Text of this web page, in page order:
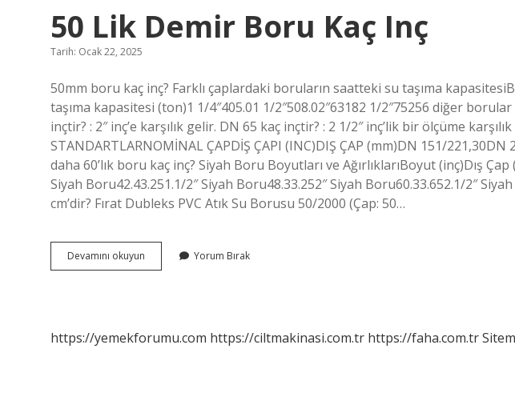
50 Lik Demir Boru Kaç Inç
Tarih: Ocak 22, 2025
50mm boru kaç inç? Farklı çaplardaki boruların saatteki su taşıma
taşıma kapasitesi (ton)1 1/4″405.01 1/2″508.02″63182 1/2″75256 diğer
inçtir? : 2″ inç’e karşılık gelir. DN 65 kaç inçtir? : 2 1/2″ inç’lik bir ölçüme
STANDARTLARNOMİNAL ÇAPDİŞ ÇAPI (INC)DIŞ ÇAP (mm)DN 151/
daha 60’lık boru kaç inç? Siyah Boru Boyutları ve AğırlıklarıBoyut (inç)Dış Çap
Siyah Boru42.43.251.1/2″ Siyah Boru48.33.252″ Siyah Boru60.33.652.1/2″
cm’dir? Fırat Dubleks PVC Atık Su Borusu 50/2000 (Çap: 50…
Devamını okuyun
Lik
Yorum Bırak
https://yemekforumu.com https://ciltmakinasi.com.tr https://faha.com.tr